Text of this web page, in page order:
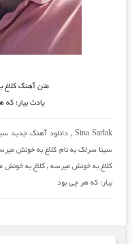
متن آهنگ کلاغ
یادت بیار؛ که
Sina Sarlak
, دانلود آهنگ جدید
سینا سرلک به نام کلاغ به خونش
کلاغ به خونش میرسه ,کلاغ به خونش
بیار؛ که هر چی بود